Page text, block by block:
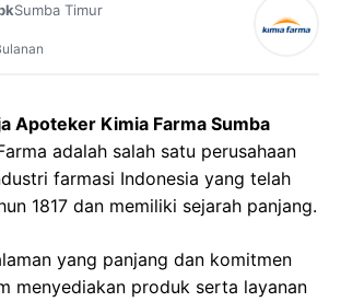
Sumba Timur
Apoteker Kimia Farma Sumba
adalah salah satu perusahaan
farmasi Indonesia yang telah
1817 dan memiliki sejarah panjang.
yang panjang dan komitmen
menyediakan produk serta layanan